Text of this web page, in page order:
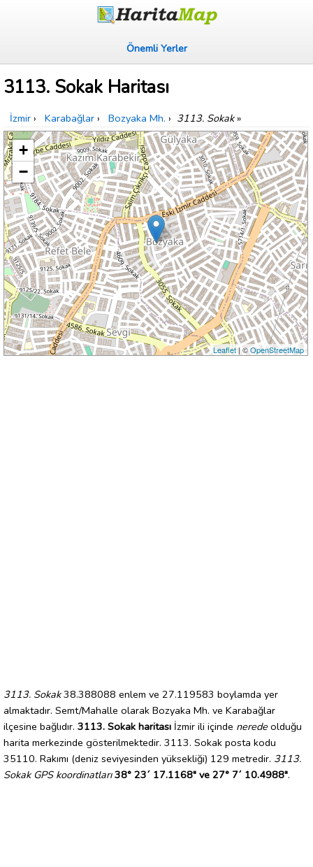
Önemli Yerler
3113. Sokak Haritası
İzmir › Karabağlar › Bozyaka Mh. › 3113. Sokak»
+
−
Leaflet| ©OpenStreetMap
3113. Sokak38.388088 enlem ve 27.119583 boylamda yer
almaktadır. Semt/Mahalle olarak Bozyaka Mh. ve Karabağlar
ilçesine bağlıdır. 3113. Sokak haritası İzmir ili içinde nerede olduğu
harita merkezinde gösterilmektedir. 3113. Sokak posta kodu
35110. Rakımı (deniz seviyesinden yüksekliği) 129 metredir. 3113.
Sokak GPS koordinatları 38° 23´ 17.1168" ve 27° 7´ 10.4988".